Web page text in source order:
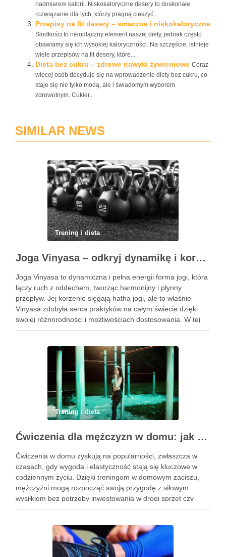
nadmiarem kalorii. Niskokaloryczne desery to doskonałe
rozwiązanie dla tych, którzy pragną cieszyć...
Przepisy na fit desery – smaczne i niskokaloryczne
Słodkości to nieodłączny element naszej diety, jednak często
obawiamy się ich wysokiej kaloryczności. Na szczęście, istnieje
wiele przepisów na fit desery, które...
Dieta bez cukru – zdrowe nawyki żywieniowe Coraz
więcej osób decyduje się na wprowadzenie diety bez cukru, co
staje się nie tylko modą, ale i świadomym wyborem
zdrowotnym. Cukier...
SIMILAR NEWS
Trening i dieta
Joga Vinyasa – odkryj dynamikę i korzyści tej praktyki
Joga Vinyasa to dynamiczna i pełna energii forma jogi, która
łączy ruch z oddechem, tworząc harmonijny i płynny
przepływ. Jej korzenie sięgają hatha jogi, ale to właśnie
Vinyasa zdobyła serca praktyków na całym świecie dzięki
swojej różnorodności i możliwościach dostosowania. W tej
praktyce każdy ruch jest zsynchronizowany z oddechem, co
Trening i dieta
Ćwiczenia dla mężczyzn w domu: jak zacząć i utrzymać motywację
Ćwiczenia w domu zyskują na popularności, zwłaszcza w
czasach, gdy wygoda i elastyczność stają się kluczowe w
codziennym życiu. Dzięki treningom w domowym zaciszu,
mężczyźni mogą rozpocząć swoją przygodę z siłowym
wysiłkiem bez potrzeby inwestowania w drogi sprzęt czy
dojazdy do siłowni. Regularne ćwiczenia, które można